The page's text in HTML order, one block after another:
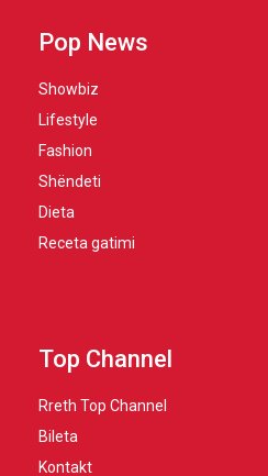
Pop News
Showbiz
Lifestyle
Fashion
Shëndeti
Dieta
Receta gatimi
Top Channel
Rreth Top Channel
Bileta
Kontakt